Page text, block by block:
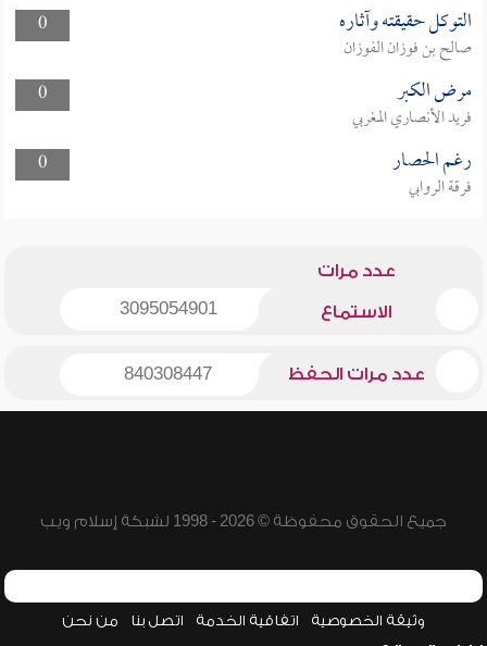
0
التوكل حقيقته وآثاره
صالح بن فوزان الفوزان
0
مرض الكبر
فريد الأنصاري المغربي
0
رغم الحصار
فرقة الروابي
عدد مرات
الاستماع 3095054901
عدد مرات الحفظ 840308447
جميع الحقوق محفوظة © 2026 - 1998 لشبكة إسلام ويب
وثيقة الخصوصية اتفاقية الخدمة اتصل بنا من نحن